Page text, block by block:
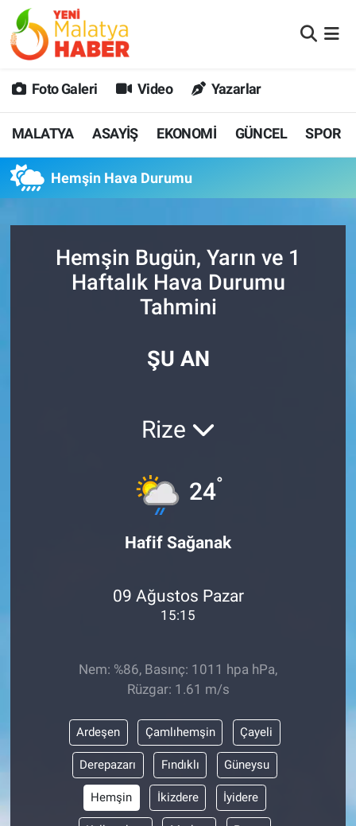
Foto Galeri Video Yazarlar
MALATYA ASAYİŞ EKONOMİ GÜNCEL SPOR
Hemşin Hava Durumu
Hemşin Bugün, Yarın ve 1
Haftalık Hava Durumu
Tahmini
ŞU AN
Rize
24°
Hafif Sağanak
09 Ağustos Pazar
15:15
Nem: %86, Basınç: 1011 hpa hPa,
Rüzgar: 1.61 m/s
Ardeşen Çamlıhemşin Çayeli
Derepazarı Fındıklı Güneysu
Hemşin İkizdere İyidere
MALATYA
GÜNCEL
SPOR
SAĞLIK
DİĞER
Malatya Nöbetçi Eczaneler
MALATYA Namaz Vakitleri
Malatya Trafik Yoğunluk Haritası
Süper Lig Puan Durumu ve Fikstür
Tüm Manşetler
Son Dakika Haberleri